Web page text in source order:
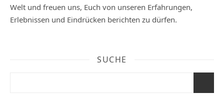
Welt und freuen uns, Euch von unseren Erfahrungen,
Erlebnissen und Eindrücken berichten zu dürfen.
SUCHE